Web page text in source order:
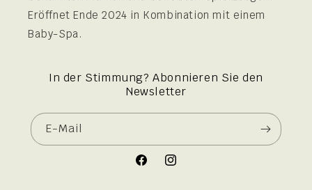
Eröffnet Ende 2024 in Kombination mit einem
Baby-Spa.
In der Stimmung? Abonnieren Sie den
Newsletter
E-Mail
FacebookInstagram